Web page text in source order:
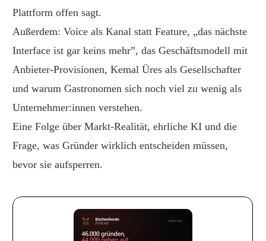
Plattform offen sagt.
Außerdem: Voice als Kanal statt Feature, „das nächste
Interface ist gar keins mehr”, das Geschäftsmodell mit
Anbieter-Provisionen, Kemal Üres als Gesellschafter
und warum Gastronomen sich noch viel zu wenig als
Unternehmer:innen verstehen.
Eine Folge über Markt-Realität, ehrliche KI und die
Frage, was Gründer wirklich entscheiden müssen,
bevor sie aufsperren.